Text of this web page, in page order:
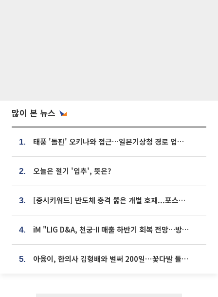
많이 본 뉴스
1. 태풍 '돌핀' 오키나와 접근…일본기상청 경로 업데이트
2. 오늘은 절기 '입추', 뜻은?
3. [증시키워드] 반도체 충격 뚫은 개별 호재...포스코퓨처엠·에코프로·한화솔루션 '눈길'
4. iM "LIG D&A, 천궁-II 매출 하반기 회복 전망…방산 톱픽 유지"
5. 아옳이, 한의사 김형배와 벌써 200일⋯꽃다발 들고 "프러포즈 아냐"